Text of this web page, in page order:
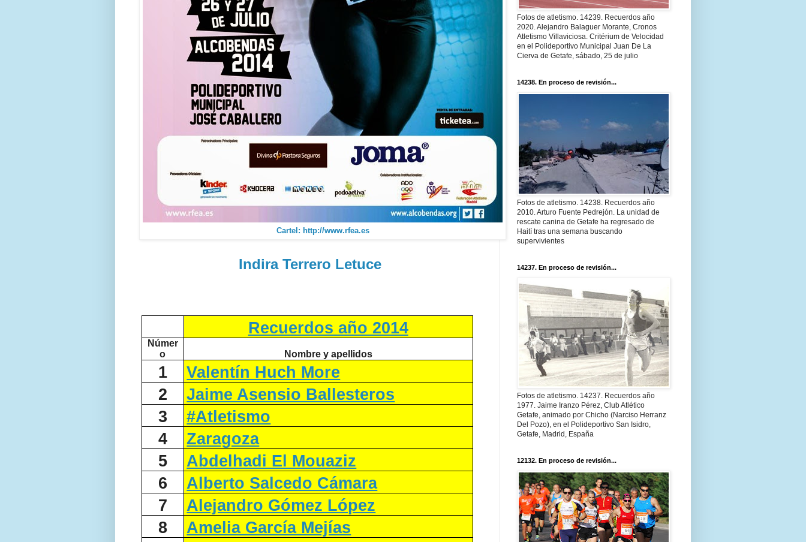
Cartel: http://www.rfea.es
Indira Terrero Letuce
Recuerdos año 2014
Númer
o
Nombre y apellidos
1
Valentín Huch More
2
Jaime Asensio Ballesteros
3
#Atletismo
4
Zaragoza
5
Abdelhadi El Mouaziz
6
Alberto Salcedo Cámara
7
Alejandro Gómez López
8
Amelia García Mejías
Fotos de atletismo. 14239. Recuerdos año
2020. Alejandro Balaguer Morante, Cronos
Atletismo Villaviciosa. Critérium de Velocidad
en el Polideportivo Municipal Juan De La
Cierva de Getafe, sábado, 25 de julio
14238. En proceso de revisión...
Fotos de atletismo. 14238. Recuerdos año
2010. Arturo Fuente Pedrejón. La unidad de
rescate canina de Getafe ha regresado de
Haití tras una semana buscando
supervivientes
14237. En proceso de revisión...
Fotos de atletismo. 14237. Recuerdos año
1977. Jaime Iranzo Pérez, Club Atlético
Getafe, animado por Chicho (Narciso Herranz
Del Pozo), en el Polideportivo San Isidro,
Getafe, Madrid, España
12132. En proceso de revisión...